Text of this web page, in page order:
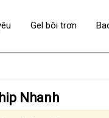
Nhanh
Gel bôi trơn